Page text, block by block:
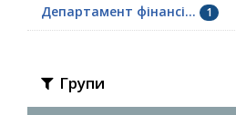
Департамент фінансі... 1
Групи